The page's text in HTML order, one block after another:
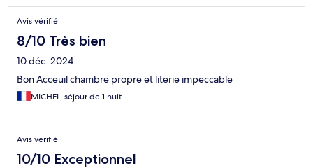
Avis vérifié
8/10 Très bien
10 déc. 2024
Bon Acceuil chambre propre et literie impeccable
MICHEL, séjour de 1 nuit
Avis vérifié
10/10 Exceptionnel